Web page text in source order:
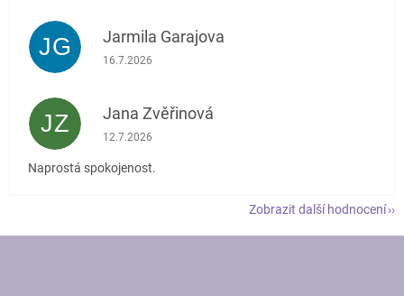
JG Jarmila Garajova
Hodnocení obchodu je 5 z 5 hvězdiček.
16.7.2026
JZ Jana Zvěřinová
Hodnocení obchodu je 5 z 5 hvězdiček.
12.7.2026
Naprostá spokojenost.
Zobrazit další hodnocení